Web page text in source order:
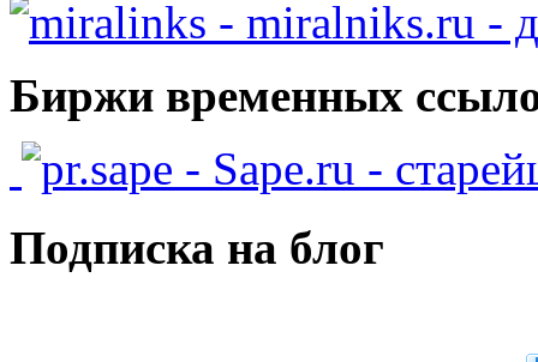
- miralniks.ru -
Биржи временных
- Sape.ru -
Подписка на блог